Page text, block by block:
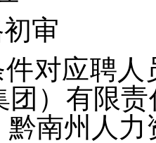
初审
对应聘
团）有限
南州人